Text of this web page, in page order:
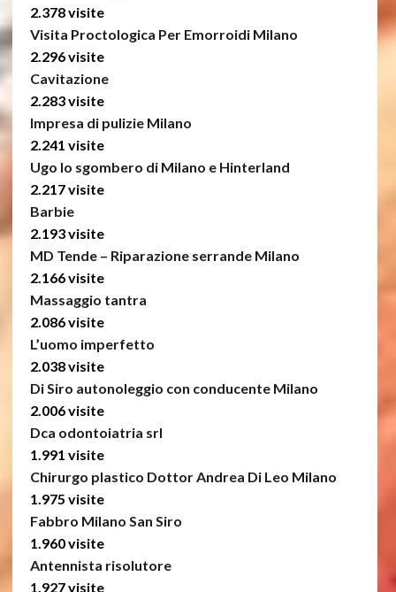
2.378 visite
Visita Proctologica Per Emorroidi Milano
2.296 visite
Cavitazione
2.283 visite
Impresa di pulizie Milano
2.241 visite
Ugo lo sgombero di Milano e Hinterland
2.217 visite
Barbie
2.193 visite
MD Tende – Riparazione serrande Milano
2.166 visite
Massaggio tantra
2.086 visite
L’uomo imperfetto
2.038 visite
Di Siro autonoleggio con conducente Milano
2.006 visite
Dca odontoiatria srl
1.991 visite
Chirurgo plastico Dottor Andrea Di Leo Milano
1.975 visite
Fabbro Milano San Siro
1.960 visite
Antennista risolutore
1.927 visite